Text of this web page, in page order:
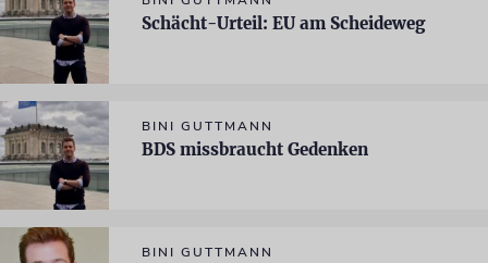
Schächt-Urteil: EU am Scheideweg
BINI GUTTMANN
BDS missbraucht Gedenken
BINI GUTTMANN